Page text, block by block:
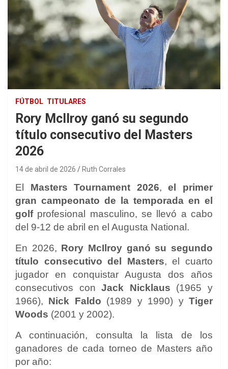
FÚTBOL TITULARES
Rory McIlroy ganó su segundo
título consecutivo del Masters
2026
14 de abril de 2026 Ruth Corrales
El Masters Tournament 2026, el primer
gran campeonato de la temporada en el
golfprofesional masculino, se llevó a cabo
del 9-12 de abril en el Augusta National.
En 2026, Rory McIlroy ganó su segundo
título consecutivo del Masters, el cuarto
jugador en conquistar Augusta dos años
consecutivos conJack Nicklaus (1965 y
1966), Nick Faldo (1989 y 1990) yTiger
Woods (2001 y 2002).
A continuación, consulta la lista de los
ganadores de cada torneo de Masters año
por año: